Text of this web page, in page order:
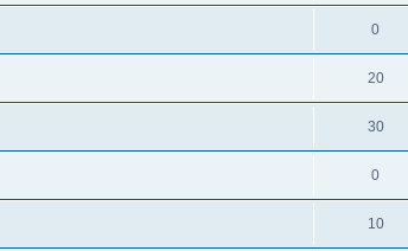
0
20
30
0
10